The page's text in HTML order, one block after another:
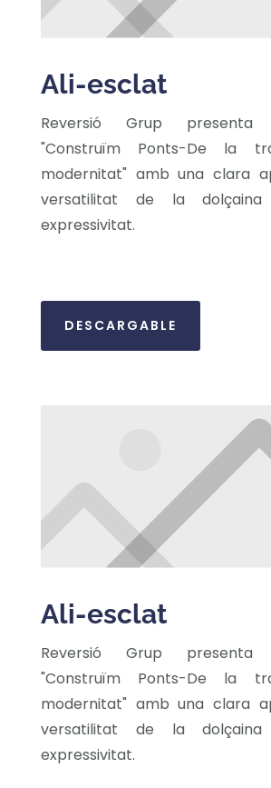
Ali-esclat
Reversió Grup presenta
"Construïm Ponts-De la
modernitat" amb una clara
versatilitat de la
expressivitat.
DESCARGABLE
Ali-esclat
Reversió Grup presenta
"Construïm Ponts-De la
modernitat" amb una clara
versatilitat de la
expressivitat.